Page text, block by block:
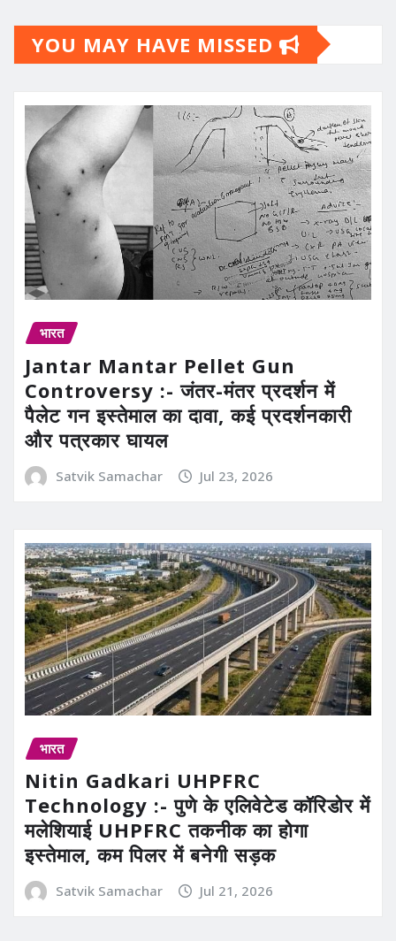
YOU MAY HAVE MISSED
भारत
Jantar Mantar Pellet Gun
Controversy :- जंतर-मंतर प्रदर्शन में
पैलेट गन इस्तेमाल का दावा, कई प्रदर्शनकारी
और पत्रकार घायल
Satvik Samachar Jul 23, 2026
भारत
Nitin Gadkari UHPFRC
Technology :- पुणे के एलिवेटेड कॉरिडोर में
मलेशियाई UHPFRC तकनीक का होगा
इस्तेमाल, कम पिलर में बनेगी सड़क
Satvik Samachar Jul 21, 2026